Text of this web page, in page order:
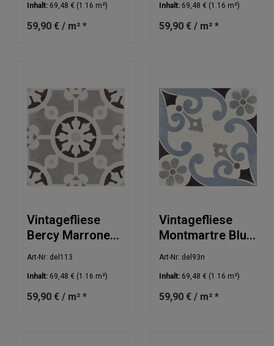
Inhalt: 69,48 € (1.16 m²)
59,90 € / m² *
Inhalt: 69,48 € (1.16 m²)
59,90 € / m² *
Vintagefliese
Bercy Marrone
20x20cm
Art-Nr: del113
Inhalt: 69,48 € (1.16 m²)
59,90 € / m² *
Vintagefliese
Montmartre Blu
20x20cm
Art-Nr: del93n
Inhalt: 69,48 € (1.16 m²)
59,90 € / m² *